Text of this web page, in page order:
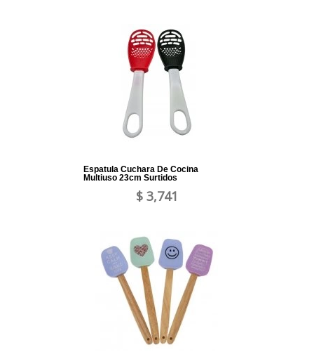
Espatula Cuchara De Cocina
Multiuso 23cm Surtidos
$ 3,741